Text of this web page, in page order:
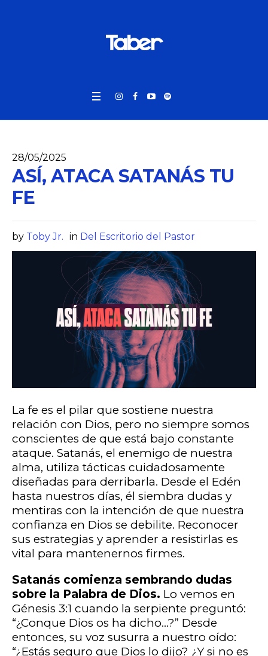
28/05/2025
ASÍ, ATACA SATANÁS TU
FE
by Toby Jr. in Del Escritorio del Pastor
La fe es el pilar que sostiene nuestra
relación con Dios, pero no siempre somos
conscientes de que está bajo constante
ataque. Satanás, el enemigo de nuestra
alma, utiliza tácticas cuidadosamente
diseñadas para derribarla. Desde el Edén
hasta nuestros días, él siembra dudas y
mentiras con la intención de que nuestra
confianza en Dios se debilite. Reconocer
sus estrategias y aprender a resistirlas es
vital para mantenernos firmes.
Satanás comienza sembrando dudas
sobre la Palabra de Dios. Lo vemos en
Génesis 3:1 cuando la serpiente preguntó:
“¿Conque Dios os ha dicho…?” Desde
entonces, su voz susurra a nuestro oído:
“¿Estás seguro que Dios lo dijo? ¿Y si no es